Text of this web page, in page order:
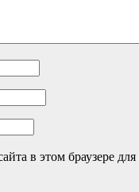
в этом браузере